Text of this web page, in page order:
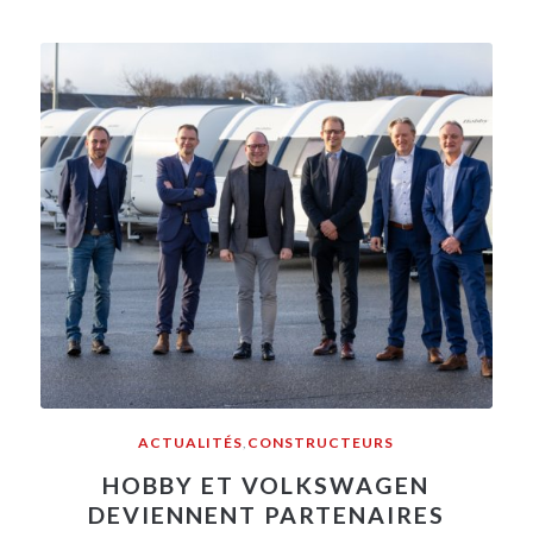
ACTUALITÉS CONSTRUCTEURS
HOBBY ET VOLKSWAGEN
DEVIENNENT PARTENAIRES